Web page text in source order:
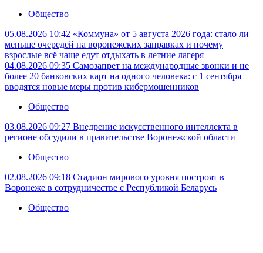
Общество
05.08.2026 10:42 «Коммуна» от 5 августа 2026 года: стало ли
меньше очередей на воронежских заправках и почему
взрослые всё чаще едут отдыхать в летние лагеря
04.08.2026 09:35 Самозапрет на международные звонки и не
более 20 банковских карт на одного человека: с 1 сентября
вводятся новые меры против кибермошенников
Общество
03.08.2026 09:27 Внедрение искусственного интеллекта в
регионе обсудили в правительстве Воронежской области
Общество
02.08.2026 09:18 Стадион мирового уровня построят в
Воронеже в сотрудничестве с Республикой Беларусь
Общество